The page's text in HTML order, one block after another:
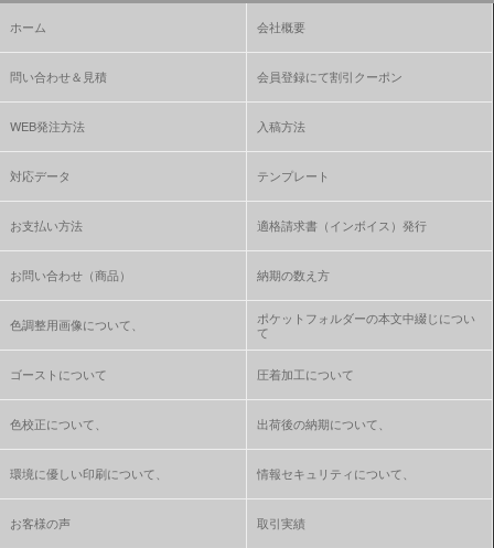
ホーム 会社概要
問い合わせ＆見積 会員登録にて割引クーポン
WEB発注方法 入稿方法
対応データ テンプレート
お支払い方法 適格請求書（インボイス）発行
お問い合わせ（商品） 納期の数え方
色調整用画像について、
ポケットフォルダーの本文中綴じについ
て
ゴーストについて 圧着加工について
色校正について、 出荷後の納期について、
環境に優しい印刷について、 情報セキュリティについて、
お客様の声 取引実績